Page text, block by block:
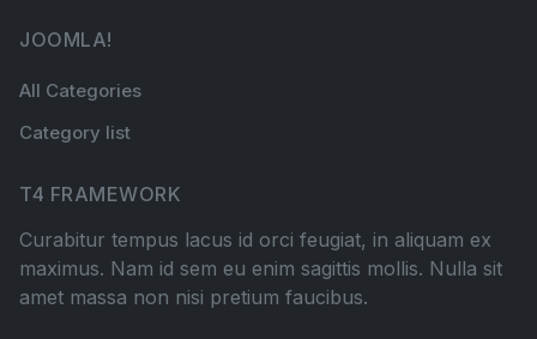
JOOMLA!
All Categories
Category list
T4 FRAMEWORK
Curabitur tempus lacus id orci feugiat, in aliquam ex
maximus. Nam id sem eu enim sagittis mollis. Nulla sit
amet massa non nisi pretium faucibus.